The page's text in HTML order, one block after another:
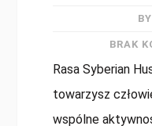
BRAK
Rasa Syberian
towarzysz
wspólne